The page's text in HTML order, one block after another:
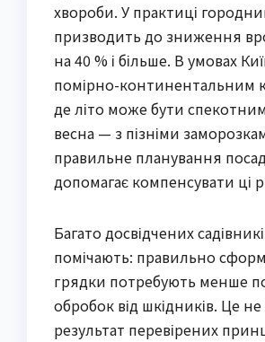
хвороби. У практиці
призводить до зниження
на 40 % і більше. В умовах
помірно-континентальним
де літо може бути
весна — з пізніми
правильне планування
допомагає компенсувати ці
Багато досвідчених
помічають: правильно
грядки потребують менше
обробок від шкідників. Це не
результат перевірених